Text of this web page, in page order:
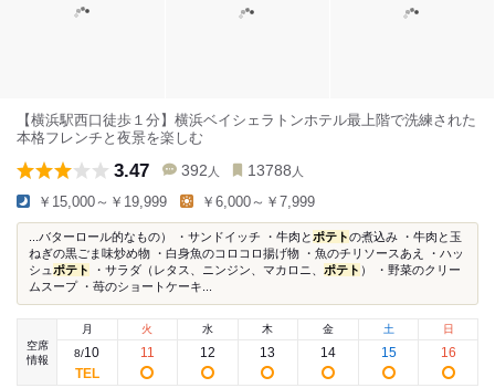
【横浜駅西口徒歩１分】横浜ベイシェラトンホテル最上階で洗練された
本格フレンチと夜景を楽しむ
3.47 392 人 13788 人
￥15,000～￥19,999 ￥6,000～￥7,999
...バターロール的なもの） ・サンドイッチ ・牛肉と ポテトの煮込み ・牛肉と玉
ねぎの黒ごま味炒め物 ・白身魚のコロコロ揚げ物 ・魚のチリソースあえ ・ハッ
シュ ポテト ・サラダ（レタス、ニンジン、マカロニ、 ポテト ） ・野菜のクリー
ムスープ ・苺のショートケーキ...
空席
情報
月
8/10
火
11
水
12
木
13
金
14
土
15
日
16